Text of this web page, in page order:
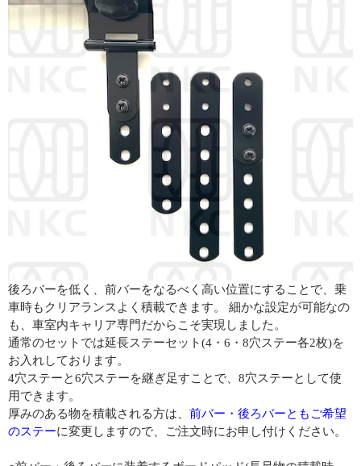
後ろバーを低く、前バーをなるべく高い位置にすることで、乗
車時もクリアランスよく積載できます。 細かな設定が可能なの
も、車室内キャリア専門だからこそ実現しました。
通常のセットでは延長ステーセット(4・6・8穴ステー各2枚)を
お入れしております。
4穴ステーと6穴ステーを継ぎ足すことで、8穴ステーとして使
用できます。
厚みのある物を積載される方は、 前バー・後ろバーともご希望
のステーに変更しますので、ご注文時にお申し付けください。